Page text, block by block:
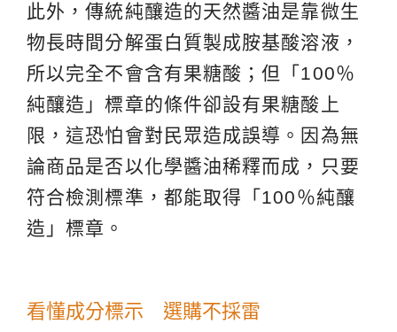
此外，傳統純釀造的天然醬油是靠微生
物長時間分解蛋白質製成胺基酸溶液，
所以完全不會含有果糖酸；但「100％
純釀造」標章的條件卻設有果糖酸上
限，這恐怕會對民眾造成誤導。因為無
論商品是否以化學醬油稀釋而成，只要
符合檢測標準，都能取得「100％純釀
造」標章。
看懂成分標示 選購不採雷